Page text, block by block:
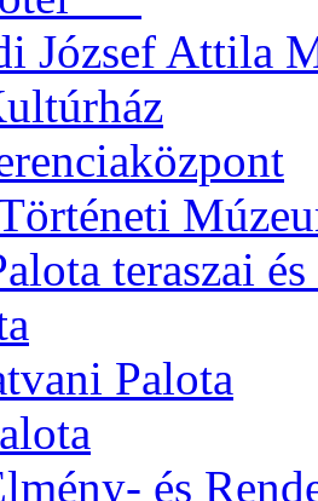
József Attila
teraszai
Palota
és